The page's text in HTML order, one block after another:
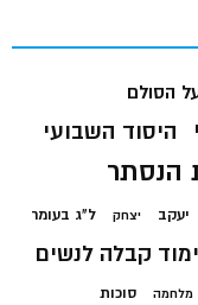
הסולם
היסוד השבועי
הנסתר
יעקב יצחק ל"ג בעומר
קבלה לנשים
מלחמה סוכות